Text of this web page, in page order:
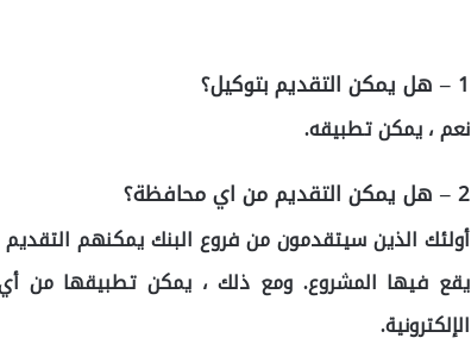
1 – هل يمكن التقديم بتوكيل؟
نعم ، يمكن تطبيقه.
2 – هل يمكن التقديم من اي محافظة؟
أولئك الذين سيتقدمون من فروع البنك يمكنهم
يقع فيها المشروع. ومع ذلك ، يمكن تطبيقها من
الإلكترونية.